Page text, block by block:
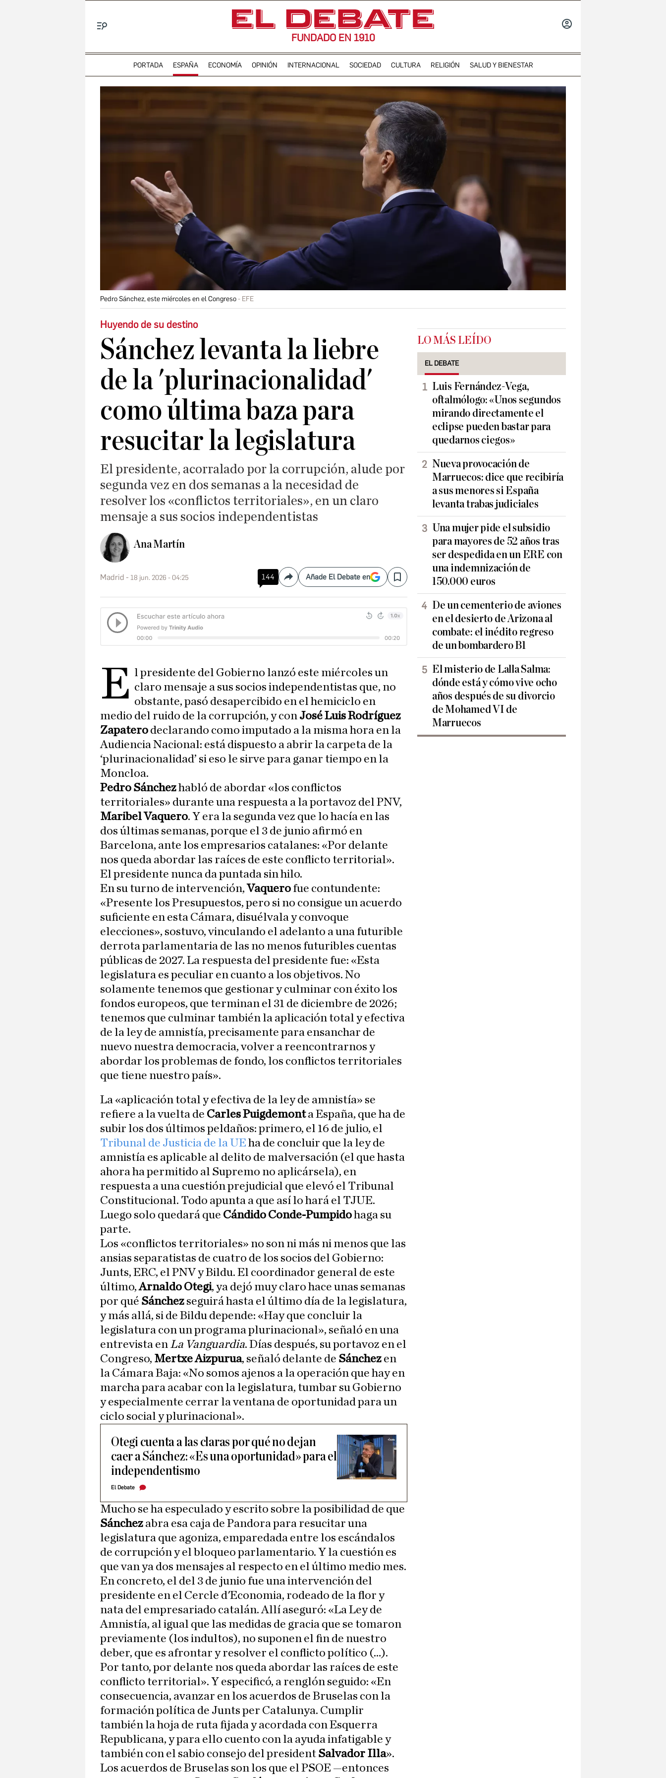
FUNDADO EN 1910
PORTADA ESPAÑA ECONOMÍA OPINIÓN INTERNACIONAL SOCIEDAD CULTURA RELIGIÓN SALUD Y BIENESTAR
Pedro Sánchez, este miércoles en el Congreso EFE
Huyendo de su destino
Sánchez levanta la liebre
de la 'plurinacionalidad'
como última baza para
resucitar la legislatura
El presidente, acorralado por la corrupción, alude por
segunda vez en dos semanas a la necesidad de
resolver los «conflictos territoriales», en un claro
mensaje a sus socios independentistas
Ana Martín
Madrid 18 jun. 2026 - 04:25 144 CompartirAñade El Debate en Save
E l presidente del Gobierno lanzó este miércoles un
claro mensaje a sus socios independentistas que, no
obstante, pasó desapercibido en el hemiciclo en
medio del ruido de la corrupción, y con José Luis Rodríguez
Zapatero declarando como imputado a la misma hora en la
Audiencia Nacional: está dispuesto a abrir la carpeta de la
‘plurinacionalidad’ si eso le sirve para ganar tiempo en la
Moncloa.
Pedro Sánchezhabló de abordar «los conflictos
territoriales» durante una respuesta a la portavoz del PNV,
Maribel Vaquero. Y era la segunda vez que lo hacía en las
dos últimas semanas, porque el 3 de junio afirmó en
Barcelona, ante los empresarios catalanes: «Por delante
nos queda abordar las raíces de este conflicto territorial».
El presidente nunca da puntada sin hilo.
En su turno de intervención,Vaquero fue contundente:
«Presente los Presupuestos, pero si no consigue un acuerdo
suficiente en esta Cámara, disuélvala y convoque
elecciones», sostuvo, vinculando el adelanto a una futurible
derrota parlamentaria de las no menos futuribles cuentas
públicas de 2027. La respuesta del presidente fue: «Esta
legislatura es peculiar en cuanto a los objetivos. No
solamente tenemos que gestionar y culminar con éxito los
fondos europeos, que terminan el 31 de diciembre de 2026;
tenemos que culminar también la aplicación total y efectiva
de la ley de amnistía, precisamente para ensanchar de
nuevo nuestra democracia, volver a reencontrarnos y
abordar los problemas de fondo, los conflictos territoriales
que tiene nuestro país».
La «aplicación total y efectiva de la ley de amnistía» se
refiere a la vuelta de Carles Puigdemonta España, que ha de
subir los dos últimos peldaños: primero, el 16 de julio, el
Tribunal de Justicia de la UE ha de concluir que la ley de
amnistía es aplicable al delito de malversación (el que hasta
ahora ha permitido al Supremo no aplicársela), en
respuesta a una cuestión prejudicial que elevó el Tribunal
Constitucional. Todo apunta a que así lo hará el TJUE.
Luego solo quedará que Cándido Conde-Pumpidohaga su
parte.
Los «conflictos territoriales» no son ni más ni menos que las
ansias separatistas de cuatro de los socios del Gobierno:
Junts, ERC, el PNV y Bildu. El coordinador general de este
último,Arnaldo Otegi, ya dejó muy claro hace unas semanas
por qué Sánchez seguirá hasta el último día de la legislatura,
y más allá, si de Bildu depende: «Hay que concluir la
legislatura con un programa plurinacional», señaló en una
entrevista en La Vanguardia. Días después, su portavoz en el
Congreso, Mertxe Aizpurua, señaló delante de Sánchez en
la Cámara Baja: «No somos ajenos a la operación que hay en
marcha para acabar con la legislatura, tumbar su Gobierno
y especialmente cerrar la ventana de oportunidad para un
ciclo social y plurinacional».
Otegi cuenta a las claras por qué no dejan
caer a Sánchez: «Es una oportunidad» para el
independentismo
El Debate
Mucho se ha especulado y escrito sobre la posibilidad de que
Sánchez abra esa caja de Pandora para resucitar una
legislatura que agoniza, emparedada entre los escándalos
de corrupción y el bloqueo parlamentario. Y la cuestión es
que van ya dos mensajes al respecto en el último medio mes.
En concreto, el del 3 de junio fue una intervención del
presidente en el Cercle d'Economia, rodeado de la flor y
nata del empresariado catalán. Allí aseguró: «La Ley de
Amnistía, al igual que las medidas de gracia que se tomaron
previamente (los indultos), no suponen el fin de nuestro
deber, que es afrontar y resolver el conflicto político (…).
Por tanto, por delante nos queda abordar las raíces de este
conflicto territorial». Y especificó, a renglón seguido: «En
consecuencia, avanzar en los acuerdos de Bruselas con la
formación política de Junts per Catalunya. Cumplir
también la hoja de ruta fijada y acordada con Esquerra
Republicana, y para ello cuento con la ayuda infatigable y
también con el sabio consejo del president Salvador Illa».
Los acuerdos de Bruselas son los que el PSOE —entonces
LO MÁS LEÍDO
EL DEBATE
Luis Fernández-Vega,
oftalmólogo: «Unos segundos
mirando directamente el
eclipse pueden bastar para
quedarnos ciegos»
Nueva provocación de
Marruecos: dice que recibiría
a sus menores si España
levanta trabas judiciales
Una mujer pide el subsidio
para mayores de 52 años tras
ser despedida en un ERE con
una indemnización de
150.000 euros
De un cementerio de aviones
en el desierto de Arizona al
combate: el inédito regreso
de un bombardero B1
El misterio de Lalla Salma:
dónde está y cómo vive ocho
años después de su divorcio
de Mohamed VI de
Marruecos